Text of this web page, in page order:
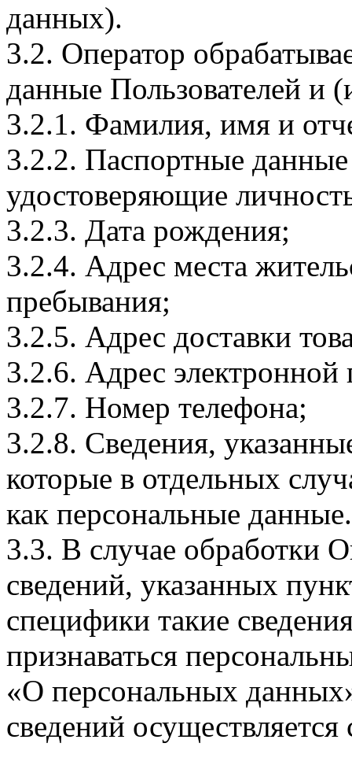
данных).
3.2. Оператор
данные Пользователей и
3.2.1. Фамилия, имя и
3.2.2. Паспортные
удостоверяющие
3.2.3. Дата рождения;
3.2.4. Адрес места
пребывания;
3.2.5. Адрес доставки
3.2.6. Адрес электронной
3.2.7. Номер телефона;
3.2.8. Сведения,
которые в отдельных
как персональные данные.
3.3. В случае обработки
сведений, указанных
специфики такие
признаваться
«О персональных
сведений